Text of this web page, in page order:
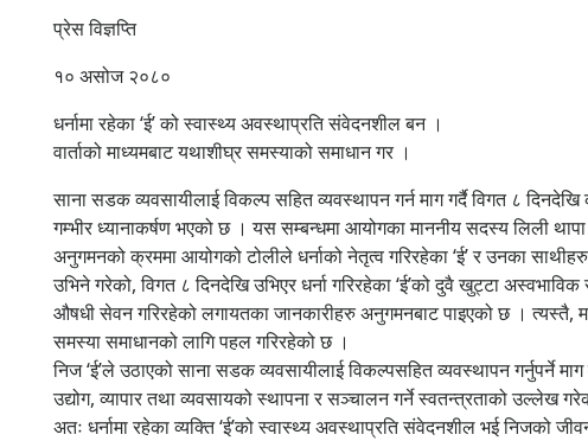
प्रेस विज्ञप्ति
१० असोज २०८०
धर्नामा रहेका ‘ई’ को स्वास्थ्य अवस्थाप्रति संवेदनशील बन ।
वार्ताको माध्यमबाट यथाशीघ्र समस्याको समाधान गर ।
साना सडक व्यवसायीलाई विकल्प सहित व्यवस्थापन गर्न माग गर्दै विगत ८ दिनदेखि
गम्भीर ध्यानाकर्षण भएको छ । यस सम्बन्धमा आयोगका माननीय सदस्य लिली
अनुगमनको क्रममा आयोगको टोलीले धर्नाको नेतृत्व गरिरहेका ‘ई’ र उनका
उभिने गरेको, विगत ८ दिनदेखि उभिएर धर्ना गरिरहेका ‘ई’को दुवै खुट्टा
औषधी सेवन गरिरहेको लगायतका जानकारीहरु अनुगमनबाट पाइएको छ । त्यस्तै,
समस्या समाधानको लागि पहल गरिरहेको छ ।
निज ‘ई’ले उठाएको साना सडक व्यवसायीलाई विकल्पसहित व्यवस्थापन गर्नुपर्ने
उद्योग, व्यापार तथा व्यवसायको स्थापना र सञ्चालन गर्ने स्वतन्त्रताको उल्लेख
अतः धर्नामा रहेका व्यक्ति ‘ई’को स्वास्थ्य अवस्थाप्रति संवेदनशील भई निजको